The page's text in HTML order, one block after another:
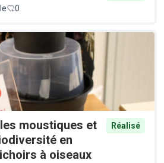
0
moustiques et
en
à oiseaux
Réalisé